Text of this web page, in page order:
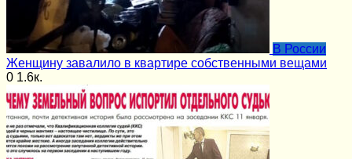
В России
Женщину завалило в квартире собственными вещами
0 1.6к.